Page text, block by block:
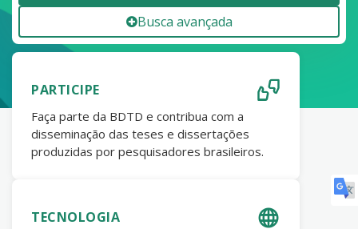
Busca avançada
PARTICIPE
Faça parte da BDTD e contribua com a
disseminação das teses e dissertações
produzidas por pesquisadores brasileiros.
TECNOLOGIA